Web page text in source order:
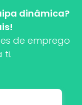
dinâmica?
de emprego
ti.